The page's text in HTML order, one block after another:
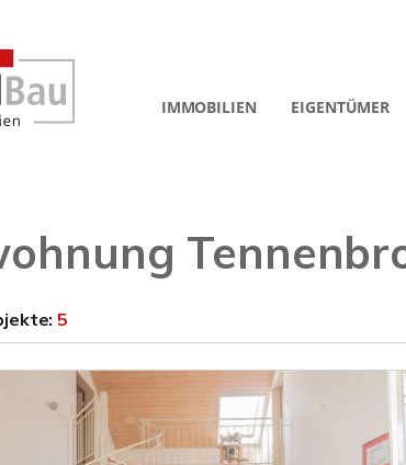
IMMOBILIEN EIGENTÜMER
5